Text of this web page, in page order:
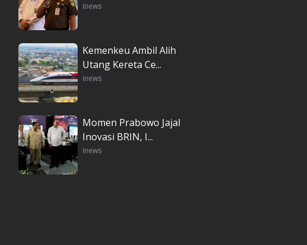
inews
Kemenkeu Ambil Alih
Utang Kereta Ce...
inews
Momen Prabowo Jajal
Inovasi BRIN, I...
inews